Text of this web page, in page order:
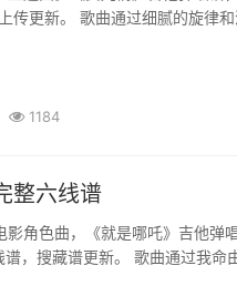
传更新。 歌曲通过细腻的旋律和
1184
整六线谱
角色曲，《就是哪吒》吉他弹唱
，搜藏谱更新。 歌曲通过我命